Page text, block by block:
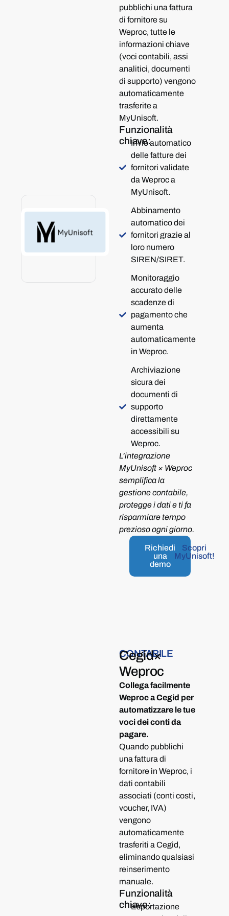
pubblichi una fattura
di fornitore su
Weproc, tutte le
informazioni chiave
(voci contabili, assi
analitici, documenti
di supporto) vengono
automaticamente
trasferite a
MyUnisoft.
Funzionalità
chiave:
Invio automatico
delle fatture dei
fornitori validate
da Weproc a
MyUnisoft.
Abbinamento
automatico dei
fornitori grazie al
loro numero
SIREN/SIRET.
Monitoraggio
accurato delle
scadenze di
pagamento che
aumenta
automaticamente
in Weproc.
Archiviazione
sicura dei
documenti di
supporto
direttamente
accessibili su
Weproc.
L’integrazione
MyUnisoft × Weproc
semplifica la
gestione contabile,
protegge i dati e ti fa
risparmiare tempo
prezioso ogni giorno.
Richiedi
una
demo
Scopri
MyUnisoft!
CONTABILE
Cegid×
Weproc
Collega facilmente
Weproc a Cegid per
automatizzare le tue
voci dei conti da
pagare.
Quando pubblichi
una fattura di
fornitore in Weproc, i
dati contabili
associati (conti costi,
voucher, IVA)
vengono
automaticamente
trasferiti a Cegid,
eliminando qualsiasi
reinserimento
manuale.
Funzionalità
chiave:
Esportazione